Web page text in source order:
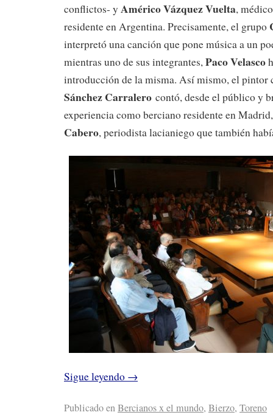
conflictos- y Américo Vázquez Vuelta,
residente en Argentina. Precisamente, el grupo
interpretó una canción que pone música a un
mientras uno de sus integrantes,Paco Velasco
introducción de la misma. Así mismo, el pintor
Sánchez Carralero contó, desde el público y
experiencia como berciano residente en
Cabero, periodista lacianiego que también
Sigue leyendo →
Publicado enBercianos x el mundo, Bierzo, Toreno